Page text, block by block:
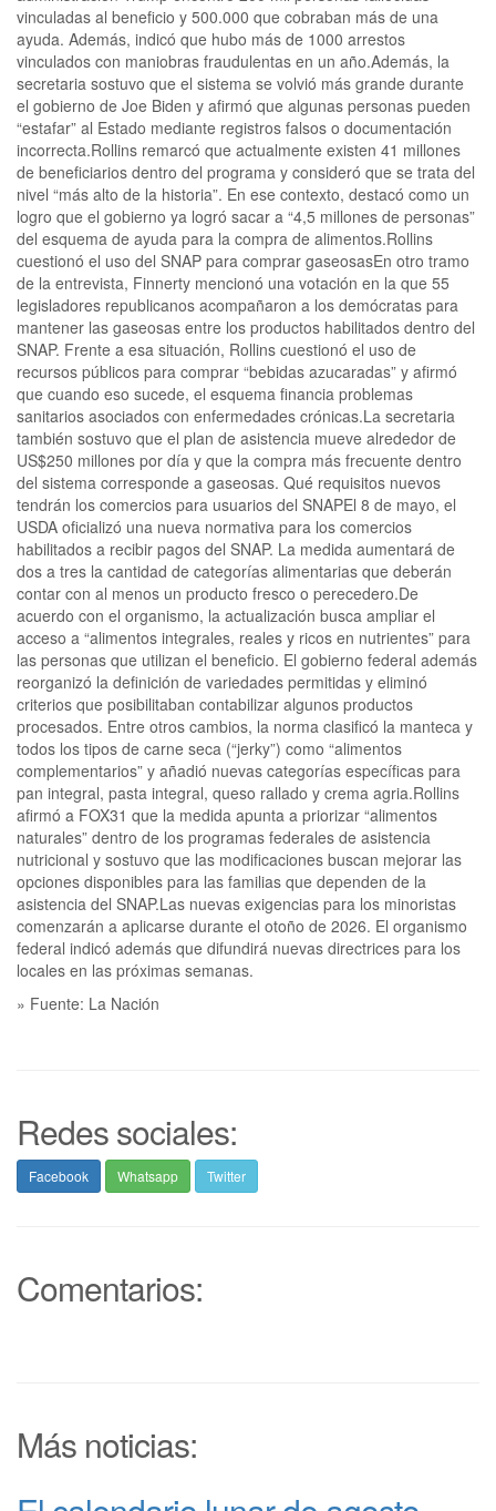
vinculadas al beneficio y 500.000 que cobraban más de una
ayuda. Además, indicó que hubo más de 1000 arrestos
vinculados con maniobras fraudulentas en un año.Además, la
secretaria sostuvo que el sistema se volvió más grande durante
el gobierno de Joe Biden y afirmó que algunas personas pueden
“estafar” al Estado mediante registros falsos o documentación
incorrecta.Rollins remarcó que actualmente existen 41 millones
de beneficiarios dentro del programa y consideró que se trata del
nivel “más alto de la historia”. En ese contexto, destacó como un
logro que el gobierno ya logró sacar a “4,5 millones de personas”
del esquema de ayuda para la compra de alimentos.Rollins
cuestionó el uso del SNAP para comprar gaseosasEn otro tramo
de la entrevista, Finnerty mencionó una votación en la que 55
legisladores republicanos acompañaron a los demócratas para
mantener las gaseosas entre los productos habilitados dentro del
SNAP. Frente a esa situación, Rollins cuestionó el uso de
recursos públicos para comprar “bebidas azucaradas” y afirmó
que cuando eso sucede, el esquema financia problemas
sanitarios asociados con enfermedades crónicas.La secretaria
también sostuvo que el plan de asistencia mueve alrededor de
US$250 millones por día y que la compra más frecuente dentro
del sistema corresponde a gaseosas. Qué requisitos nuevos
tendrán los comercios para usuarios del SNAPEl 8 de mayo, el
USDA oficializó una nueva normativa para los comercios
habilitados a recibir pagos del SNAP. La medida aumentará de
dos a tres la cantidad de categorías alimentarias que deberán
contar con al menos un producto fresco o perecedero.De
acuerdo con el organismo, la actualización busca ampliar el
acceso a “alimentos integrales, reales y ricos en nutrientes” para
las personas que utilizan el beneficio. El gobierno federal además
reorganizó la definición de variedades permitidas y eliminó
criterios que posibilitaban contabilizar algunos productos
procesados. Entre otros cambios, la norma clasificó la manteca y
todos los tipos de carne seca (“jerky”) como “alimentos
complementarios” y añadió nuevas categorías específicas para
pan integral, pasta integral, queso rallado y crema agria.Rollins
afirmó a FOX31 que la medida apunta a priorizar “alimentos
naturales” dentro de los programas federales de asistencia
nutricional y sostuvo que las modificaciones buscan mejorar las
opciones disponibles para las familias que dependen de la
asistencia del SNAP.Las nuevas exigencias para los minoristas
comenzarán a aplicarse durante el otoño de 2026. El organismo
federal indicó además que difundirá nuevas directrices para los
locales en las próximas semanas.
» Fuente: La Nación
Redes sociales:
Facebook Whatsapp Twitter
Comentarios:
Más noticias: